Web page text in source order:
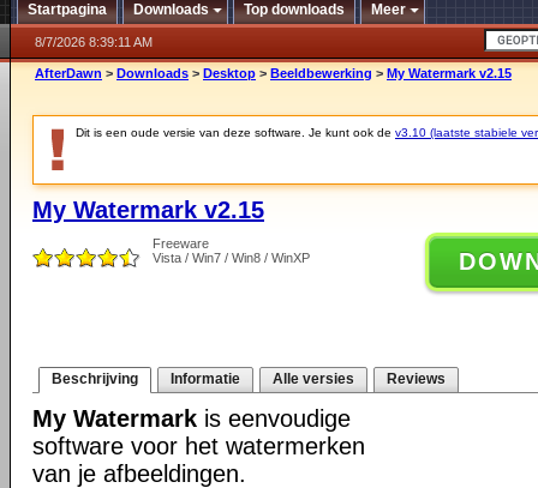
Startpagina Downloads Top downloads Meer
8/7/2026 8:39:11 AM
AfterDawn > Downloads > Desktop > Beeldbewerking > My Watermark v2.15
Dit is een oude versie van deze software. Je kunt ook de v3.10 (laatste stabiele
My Watermark v2.15
Freeware
Vista / Win7 / Win8 / WinXP
Beschrijving Informatie Alle versies Reviews
My Watermark is eenvoudige
software voor het watermerken
van je afbeeldingen.